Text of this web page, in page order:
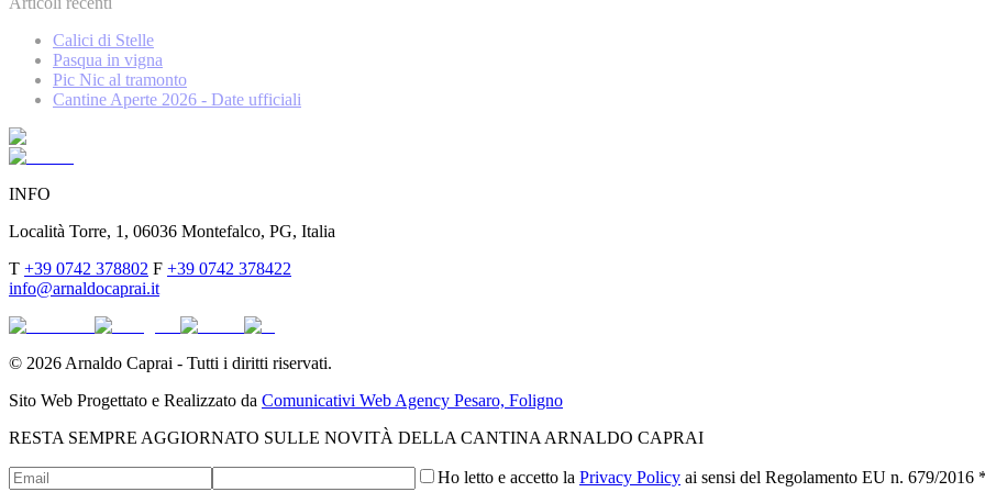
Calici di Stelle
Pasqua in vigna
Pic Nic al tramonto
Cantine Aperte 2026 - Date ufficiali
INFO
Località Torre, 1, 06036 Montefalco, PG, Italia
T +39 0742 378802 F +39 0742 378422
info@arnaldocaprai.it
© 2026 Arnaldo Caprai - Tutti i diritti riservati.
Sito Web Progettato e Realizzato da Comunicativi Web Agency Pesaro, Foligno
RESTA SEMPRE AGGIORNATO SULLE NOVITÀ DELLA CANTINA ARNALDO CAPRAI
Ho letto e accetto la Privacy Policy ai sensi del Regolamento EU n. 679/2016 *